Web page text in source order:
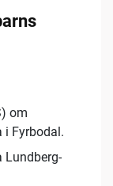
om
i Fyrbodal.
Lundberg-